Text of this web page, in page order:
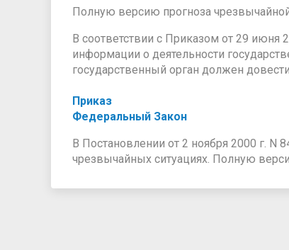
Полную версию прогноза
В соответствии с Приказом от 29 июня
информации о деятельности
государственный орган должен
Приказ
Федеральный Закон
В Постановлении от 2 ноября 2000 г. N
чрезвычайных ситуациях. Полную